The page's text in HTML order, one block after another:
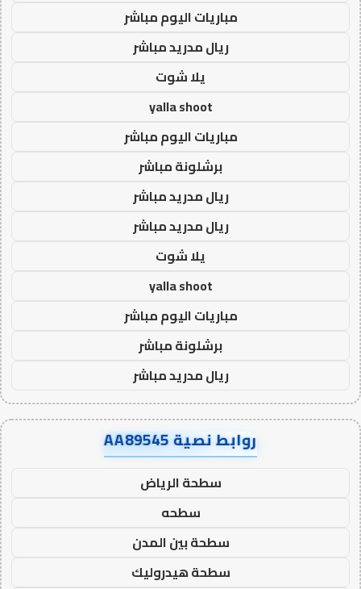
مباريات اليوم مباشر
ريال مدريد مباشر
يلا شوت
yalla shoot
مباريات اليوم مباشر
برشلونة مباشر
ريال مدريد مباشر
ريال مدريد مباشر
يلا شوت
yalla shoot
مباريات اليوم مباشر
برشلونة مباشر
ريال مدريد مباشر
روابط نصية AA89545
سطحة الرياض
سطحه
سطحة بين المدن
سطحة هيدروليك